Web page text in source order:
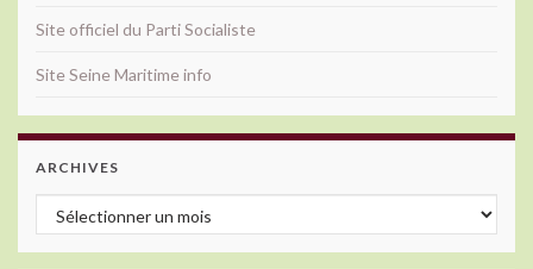
Site officiel du Parti Socialiste
Site Seine Maritime info
ARCHIVES
Archives